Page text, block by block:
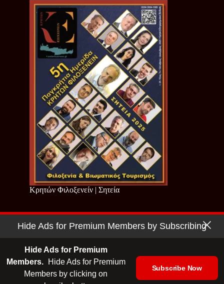
Κρητών Φιλοξενείν | Σητεία
Copyright © 2026 - Cretan Business | Κρητών Επιχειρείν
Hide Ads for Premium Members by Subscribing
Hide Ads for Premium
Members.
Hide Ads for Premium
Members by clicking on
Subscribe Now